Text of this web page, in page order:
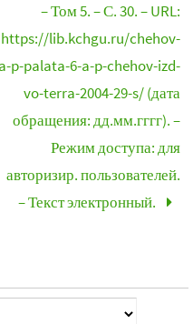
– Том 5. – С. 30. – URL:
https://lib.kchgu.ru/chehov-
a-p-palata-6-a-p-chehov-izd-
vo-terra-2004-29-s/ (дата
обращения: дд.мм.гггг). –
Режим доступа: для
авторизир. пользователей.
– Текст электронный.